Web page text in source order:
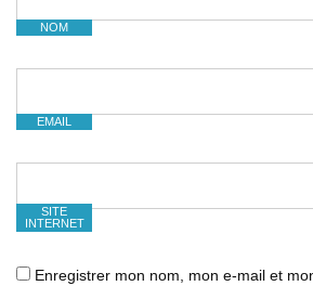
NOM
EMAIL
SITE
INTERNET
Enregistrer mon nom, mon e-mail et